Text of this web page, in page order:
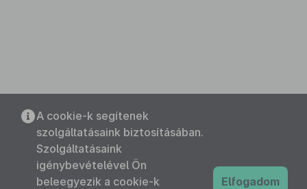
A cookie-k segítenek
szolgáltatásaink biztosításában.
Szolgáltatásaink
igénybevételével Ön
beleegyezik a cookie-k
Elfogadom